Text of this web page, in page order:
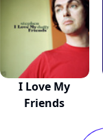
I Love My
Friends